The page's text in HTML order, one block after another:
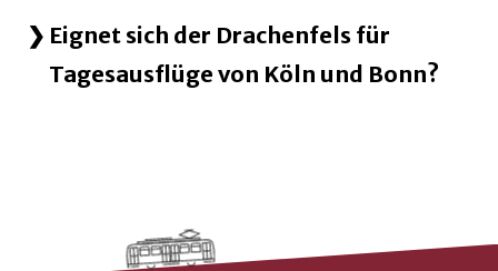
Eignet sich der Drachenfels für
Tagesausflüge von Köln und Bonn?
Kontaktdaten und weitere Links